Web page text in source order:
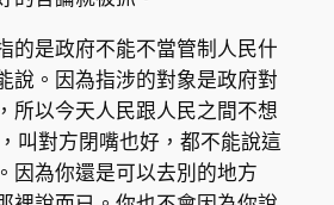
的是政府不能不當管制人民什
說。因為指涉的對象是政府對
所以今天人民跟人民之間不想
叫對方閉嘴也好，都不能說這
因為你還是可以去別的地方